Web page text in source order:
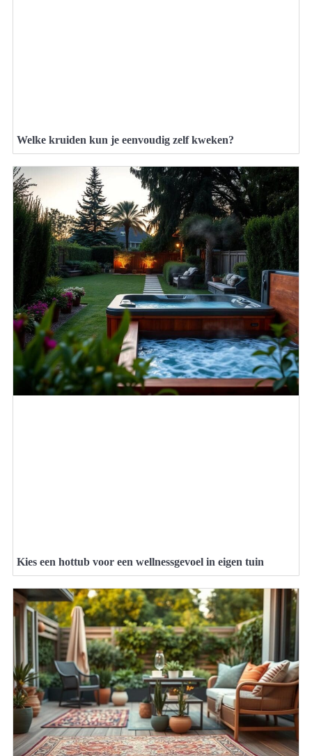
Welke kruiden kun je eenvoudig zelf kweken?
Kies een hottub voor een wellnessgevoel in eigen tuin